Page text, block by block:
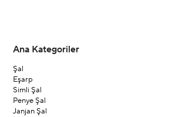
Ana Kategoriler
Şal
Eşarp
Simli Şal
Penye Şal
Janjan Şal